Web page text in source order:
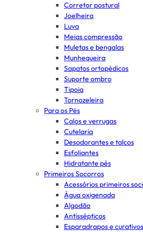
Corretor postural
Joelheira
Luva
Meias compressão
Muletas e bengalas
Munhequeira
Sapatos ortopédicos
Suporte ombro
Tipoia
Tornozeleira
Para os Pés
Calos e verrugas
Cutelaria
Desodorantes e talcos
Esfoliantes
Hidratante pés
Primeiros Socorros
Acessórios primeiros
Água oxigenada
Algodão
Antissépticos
Esparadrapos e curativos